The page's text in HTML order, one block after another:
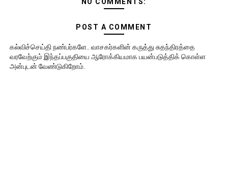
POST A COMMENT
கல்விச்செய்தி நண்பர்களே.. வாசகர்களின் கருத்து சுதந்திரத்தை
வரவேற்கும் இந்தப்பகுதியை ஆரோக்கியமாக பயன்படுத்திக் கொள்ள
அன்புடன் வேண்டுகிறோம்.